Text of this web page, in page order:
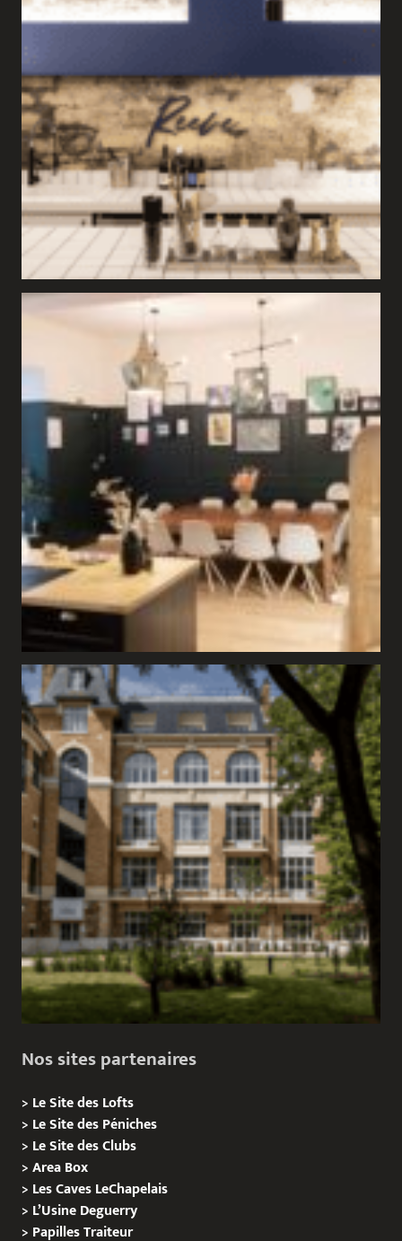
Nos sites partenaires
> Le Site des Lofts
> Le Site des Péniches
> Le Site des Clubs
>Area Box
> Les Caves LeChapelais
> L’Usine Deguerry
> PapillesTraiteur